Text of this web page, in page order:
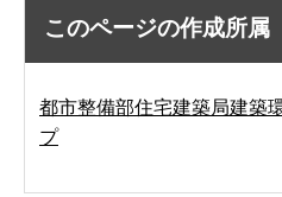
このページの作成所属
都市整備部住宅建築局建築
プ